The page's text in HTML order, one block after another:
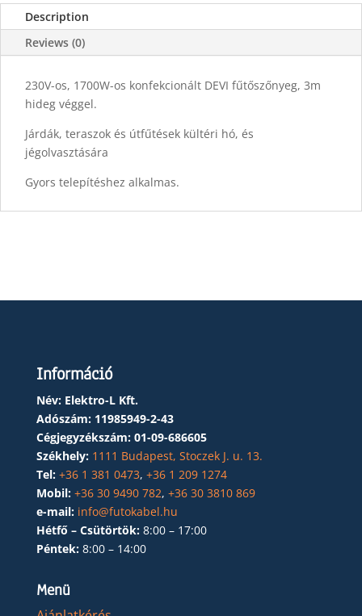
Description
Reviews (0)
230V-os, 1700W-os konfekcionált DEVI fűtőszőnyeg, 3m
hideg véggel.
Járdák, teraszok és útfűtések kültéri hó, és
jégolvasztására
Gyors telepítéshez alkalmas.
Információ
Név: Elektro-L Kft.
Adószám: 11985949-2-43
Cégjegyzékszám: 01-09-686605
Székhely: 1111 Budapest, Stoczek J. u. 13.
Tel: +36 1 381 0473, +36 1 209 1274
Mobil: +36 30 9490 782, +36 30 3810 869
e-mail: info@futokabel.hu
Hétfő – Csütörtök: 8:00 – 17:00
Péntek: 8:00 – 14:00
Menü